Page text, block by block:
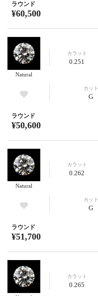
ラウンド
¥60,500
Natural
カラット
0.251
カット
G
ラウンド
¥50,600
Natural
カラット
0.262
カット
G
ラウンド
¥51,700
カラット
0.265